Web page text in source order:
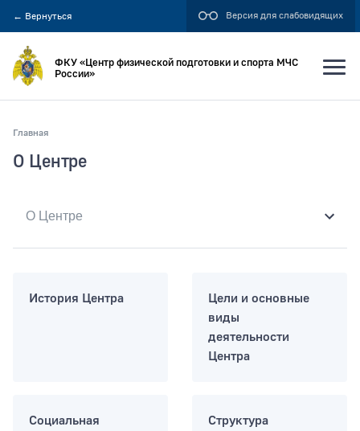
← Вернуться Версия для слабовидящих
Искать по:
всей фразе
отдельным словам
Тип раздела
ФКУ «Центр физической подготовки и спорта МЧС
России»
Главная
История Центра
Цели и основные
виды
деятельности
Центра
Социальная
Структура
О Центре